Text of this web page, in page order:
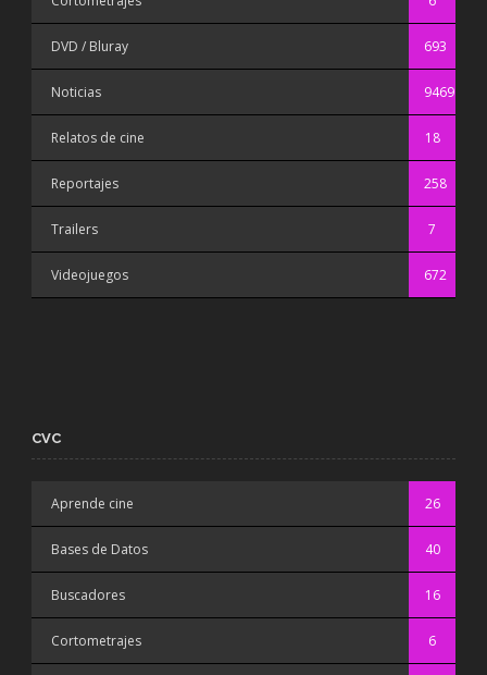
DVD / Bluray 693
Noticias 9469
Relatos de cine 18
Reportajes 258
Trailers 7
Videojuegos 672
CVC
Aprende cine 26
Bases de Datos 40
Buscadores 16
Cortometrajes 6